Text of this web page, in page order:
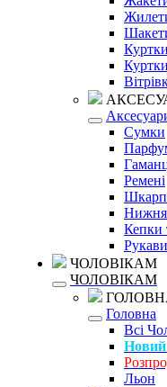
Куртки
Сумки
Ремені
Нижня
Кепки
ЧОЛОВІКАМ
ЧОЛОВІКАМ
Головна
Всі
Новий
Льон